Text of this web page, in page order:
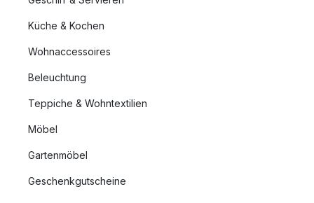
Küche & Kochen
Wohnaccessoires
Beleuchtung
Teppiche & Wohntextilien
Möbel
Gartenmöbel
Geschenkgutscheine